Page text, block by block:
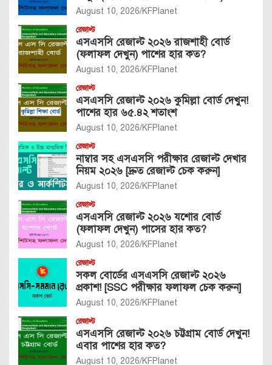
August 10, 2026 KFPlanet
রেজাল্ট
এসএসসি রেজাল্ট ২০২৬ রাজশাহী বোর্ড
(ফলাফল দেখুন) পাশের হার কত?
August 10, 2026 KFPlanet
রেজাল্ট
এসএসসি রেজাল্ট ২০২৬ কুমিল্লা বোর্ড দেখুন!
পাশের হার ৬৫.৪২ শতাংশ
August 10, 2026 KFPlanet
রেজাল্ট
নাম্বার সহ এসএসসি পরীক্ষার রেজাল্ট দেখার
নিয়ম ২০২৬ [দ্রুত রেজাল্ট চেক করুন]
August 10, 2026 KFPlanet
রেজাল্ট
এসএসসি রেজাল্ট ২০২৬ যশোর বোর্ড
(ফলাফল দেখুন) পাসের হার কত?
August 10, 2026 KFPlanet
রেজাল্ট
সকল বোর্ডের এসএসসি রেজাল্ট ২০২৬
প্রকাশ! [SSC পরীক্ষার ফলাফল চেক করুন]
August 10, 2026 KFPlanet
রেজাল্ট
এসএসসি রেজাল্ট ২০২৬ চট্টগ্রাম বোর্ড দেখুন!
এবার পাশের হার কত?
August 10, 2026 KFPlanet